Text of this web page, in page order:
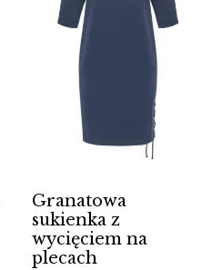
Granatowa
sukienka z
wycięciem na
plecach